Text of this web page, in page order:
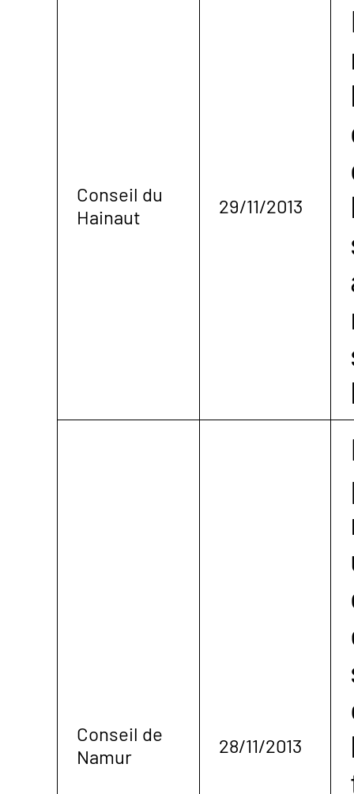
Conseil du
Hainaut
29/11/2013
Conseil de
Namur
28/11/2013